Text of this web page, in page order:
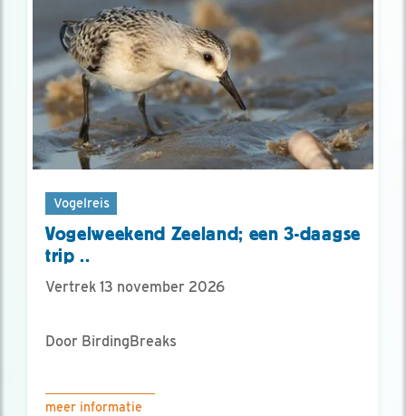
Vogelreis
Vogelweekend Zeeland; een 3-daagse
trip ..
Vertrek 13 november 2026
Door BirdingBreaks
meer informatie